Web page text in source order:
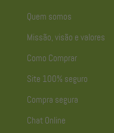
Quem somos
Missão, visão e valores
Como Comprar
Site 100% seguro
Compra segura
Chat Online